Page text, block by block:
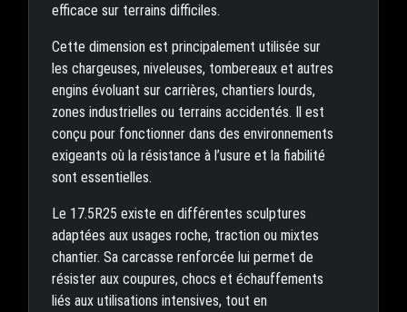
efficace sur terrains difficiles.
Cette dimension est principalement utilisée sur
les chargeuses, niveleuses, tombereaux et autres
engins évoluant sur carrières, chantiers lourds,
zones industrielles ou terrains accidentés. Il est
conçu pour fonctionner dans des environnements
exigeants où la résistance à l’usure et la fiabilité
sont essentielles.
Le 17.5R25 existe en différentes sculptures
adaptées aux usages roche, traction ou mixtes
chantier. Sa carcasse renforcée lui permet de
résister aux coupures, chocs et échauffements
liés aux utilisations intensives, tout en